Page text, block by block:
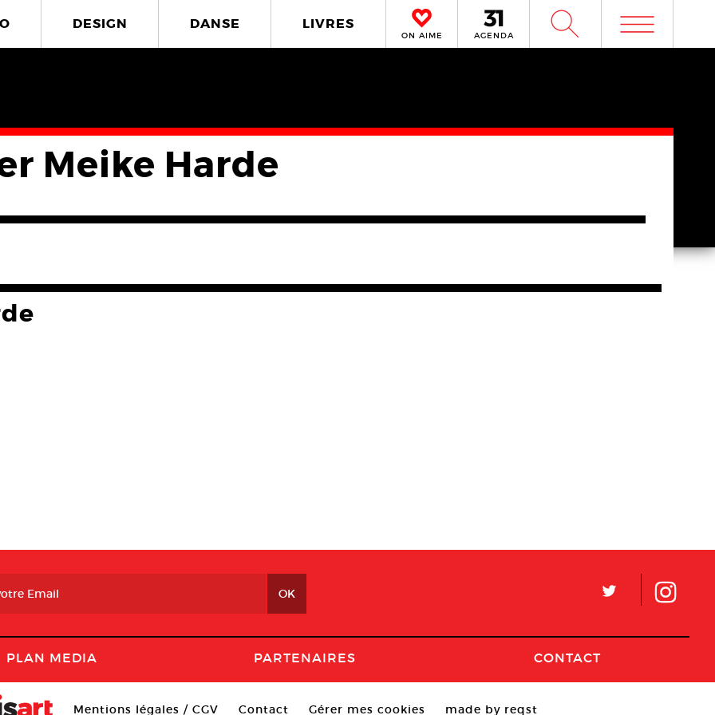
DESIGN DANSE LIVRES
ON AIME AGENDA W m
Meike Harde
L
PLAN MEDIA PARTENAIRES CONTACT
Mentions légales / CGV Contact Gérer mes cookies made by reqst